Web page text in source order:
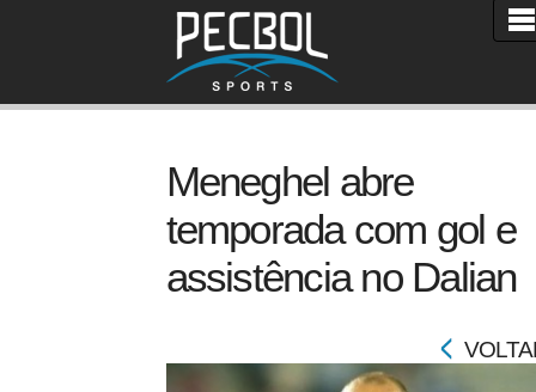
Meneghel abre
temporada com gol e
assistência no Dalian